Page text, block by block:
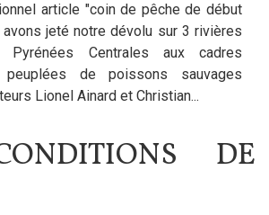
article "coin de pêche de début
jeté notre dévolu sur 3 rivières
Pyrénées Centrales aux cadres
de poissons sauvages
Lionel Ainard et Christian...
DE